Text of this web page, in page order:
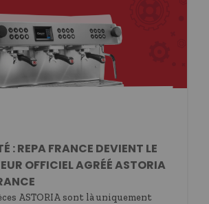
: REPA FRANCE DEVIENT LE
OFFICIEL AGRÉÉ ASTORIA
ASTORIA sont là uniquement